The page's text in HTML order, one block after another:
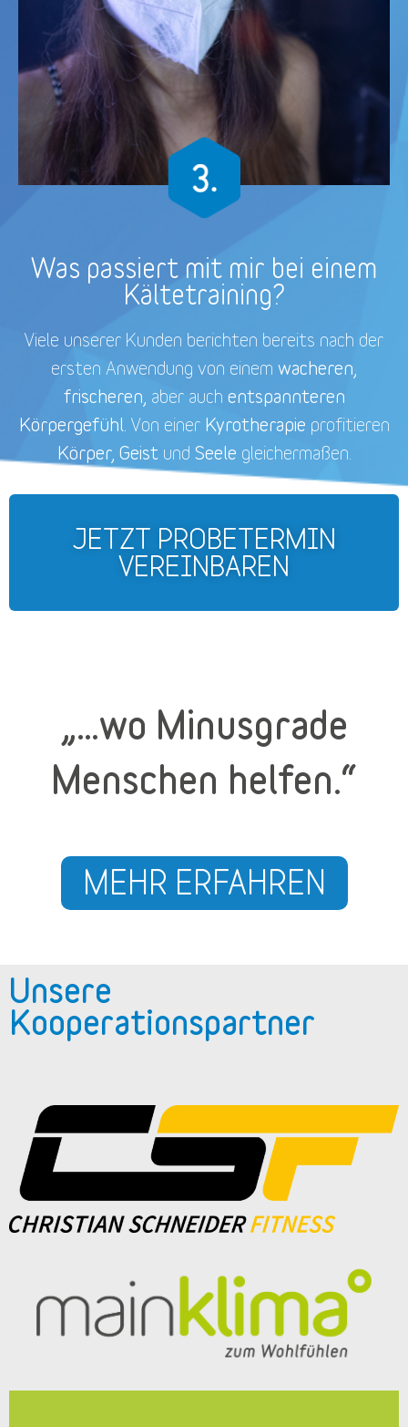
Was passiert mit mir bei einem
Kältetraining?
Viele unserer Kunden berichten bereits nach der
ersten Anwendung von einem wacheren,
frischeren, aber auch entspannteren
Körpergefühl. Von einer Kyrotherapie profitieren
Körper, Geistund Seele gleichermaßen.
JETZT PROBETERMIN
VEREINBAREN
„…wo Minusgrade
Menschen helfen.“
MEHR ERFAHREN
Unsere
Kooperationspartner